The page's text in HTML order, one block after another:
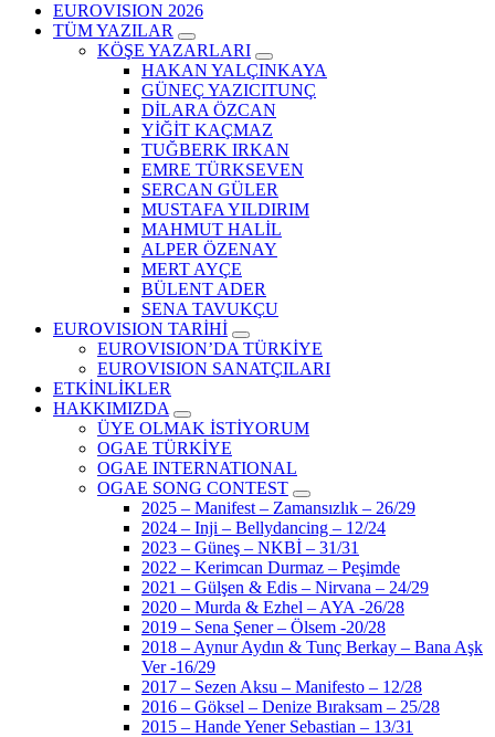
EUROVISION 2026
TÜM YAZILAR
KÖŞE YAZARLARI
HAKAN YALÇINKAYA
GÜNEÇ YAZICITUNÇ
DİLARA ÖZCAN
YİĞİT KAÇMAZ
TUĞBERK IRKAN
EMRE TÜRKSEVEN
SERCAN GÜLER
MUSTAFA YILDIRIM
MAHMUT HALİL
ALPER ÖZENAY
MERT AYÇE
BÜLENT ADER
SENA TAVUKÇU
EUROVISION TARİHİ
EUROVISION’DA TÜRKİYE
EUROVISION SANATÇILARI
ETKİNLİKLER
HAKKIMIZDA
ÜYE OLMAK İSTİYORUM
OGAE TÜRKİYE
OGAE INTERNATIONAL
OGAE SONG CONTEST
2025 – Manifest – Zamansızlık – 26/29
2024 – Inji – Bellydancing – 12/24
2023 – Güneş – NKBİ – 31/31
2022 – Kerimcan Durmaz – Peşimde
2021 – Gülşen & Edis – Nirvana – 24/29
2020 – Murda & Ezhel – AYA -26/28
2019 – Sena Şener – Ölsem -20/28
2018 – Aynur Aydın & Tunç Berkay – Bana Aşk
Ver -16/29
2017 – Sezen Aksu – Manifesto – 12/28
2016 – Göksel – Denize Bıraksam – 25/28
2015 – Hande Yener Sebastian – 13/31